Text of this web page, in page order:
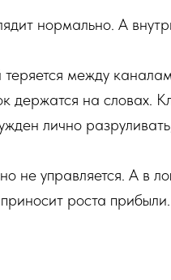
нормально. А
между
держатся на словах.
лично
не управляется. А в
роста прибыли.